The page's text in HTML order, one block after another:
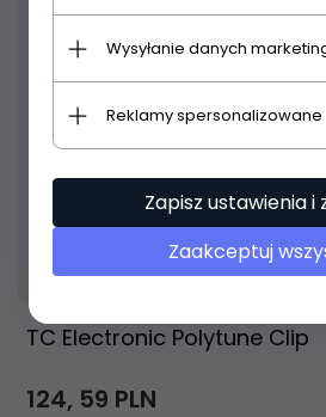
Produkt dostępny! 24
TC Electronic Polytune Clip
124, 59 PLN
Wysyłanie danych
Reklamy spersonalizowane
Zapisz ustawienia i
Zaakceptuj